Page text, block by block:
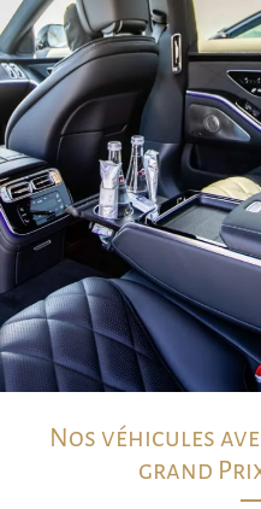
Nos véhicules
grand